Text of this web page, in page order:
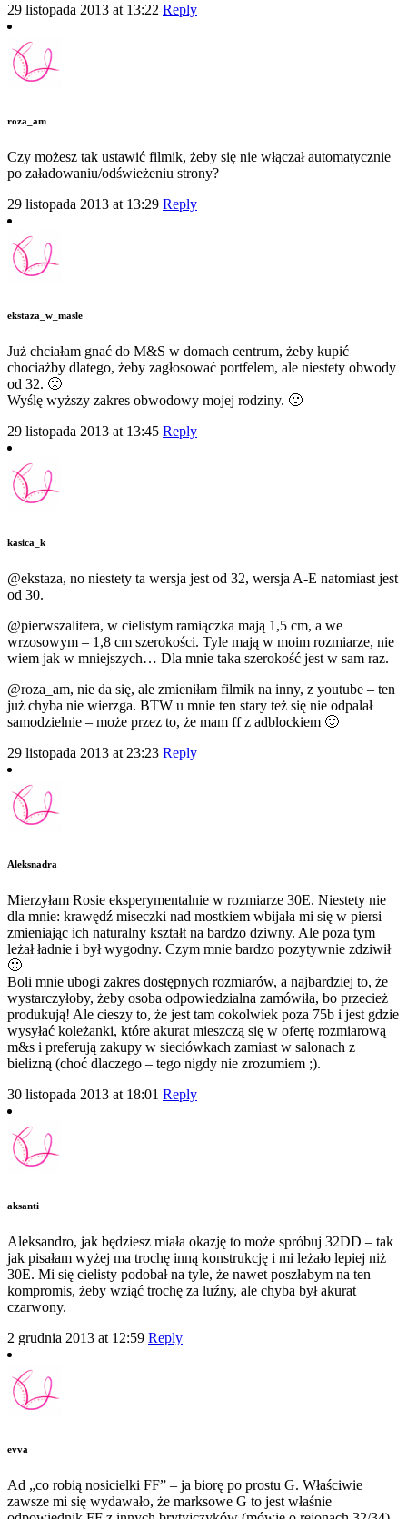
29 listopada 2013 at 13:22 Reply
roza_am
Czy możesz tak ustawić filmik, żeby się nie włączał automatycznie
po załadowaniu/odświeżeniu strony?
29 listopada 2013 at 13:29 Reply
ekstaza_w_masle
Już chciałam gnać do M&S w domach centrum, żeby kupić
chociażby dlatego, żeby zagłosować portfelem, ale niestety obwody
od 32. 🙁
Wyślę wyższy zakres obwodowy mojej rodziny. 🙂
29 listopada 2013 at 13:45 Reply
kasica_k
@ekstaza, no niestety ta wersja jest od 32, wersja A-E natomiast jest
od 30.
@pierwszalitera, w cielistym ramiączka mają 1,5 cm, a we
wrzosowym – 1,8 cm szerokości. Tyle mają w moim rozmiarze, nie
wiem jak w mniejszych… Dla mnie taka szerokość jest w sam raz.
@roza_am, nie da się, ale zmieniłam filmik na inny, z youtube – ten
już chyba nie wierzga. BTW u mnie ten stary też się nie odpalał
samodzielnie – może przez to, że mam ff z adblockiem 🙂
29 listopada 2013 at 23:23 Reply
Aleksnadra
Mierzyłam Rosie eksperymentalnie w rozmiarze 30E. Niestety nie
dla mnie: krawędź miseczki nad mostkiem wbijała mi się w piersi
zmieniając ich naturalny kształt na bardzo dziwny. Ale poza tym
leżał ładnie i był wygodny. Czym mnie bardzo pozytywnie zdziwił
🙂
Boli mnie ubogi zakres dostępnych rozmiarów, a najbardziej to, że
wystarczyłoby, żeby osoba odpowiedzialna zamówiła, bo przecież
produkują! Ale cieszy to, że jest tam cokolwiek poza 75b i jest gdzie
wysyłać koleżanki, które akurat mieszczą się w ofertę rozmiarową
m&s i preferują zakupy w sieciówkach zamiast w salonach z
bielizną (choć dlaczego – tego nigdy nie zrozumiem ;).
30 listopada 2013 at 18:01 Reply
aksanti
Aleksandro, jak będziesz miała okazję to może spróbuj 32DD – tak
jak pisałam wyżej ma trochę inną konstrukcję i mi leżało lepiej niż
30E. Mi się cielisty podobał na tyle, że nawet poszłabym na ten
kompromis, żeby wziąć trochę za luźny, ale chyba był akurat
czarwony.
2 grudnia 2013 at 12:59 Reply
evva
Ad „co robią nosicielki FF” – ja biorę po prostu G. Właściwie
zawsze mi się wydawało, że marksowe G to jest właśnie